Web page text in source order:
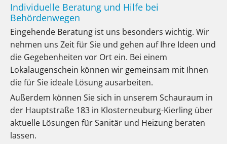
Individuelle Beratung und Hilfe bei
Behördenwegen
Eingehende Beratung ist uns besonders wichtig. Wir
nehmen uns Zeit für Sie und gehen auf Ihre Ideen und
die Gegebenheiten vor Ort ein. Bei einem
Lokalaugenschein können wir gemeinsam mit Ihnen
die für Sie ideale Lösung ausarbeiten.
Außerdem können Sie sich in unserem Schauraum in
der Hauptstraße 183 in Klosterneuburg-Kierling über
aktuelle Lösungen für Sanitär und Heizung beraten
lassen.